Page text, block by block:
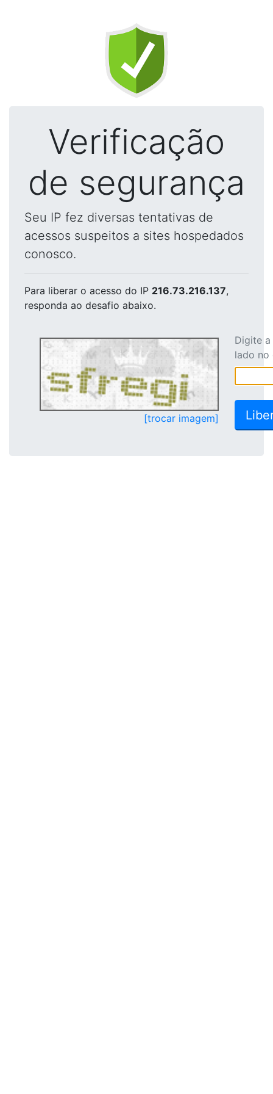
Verificação
de segurança
Seu IP fez diversas tentativas de
acessos suspeitos a sites hospedados
conosco.
Para liberar o acesso do IP 216.73.216.137,
responda ao desafio abaixo.
[trocar imagem]
Digite
lado no